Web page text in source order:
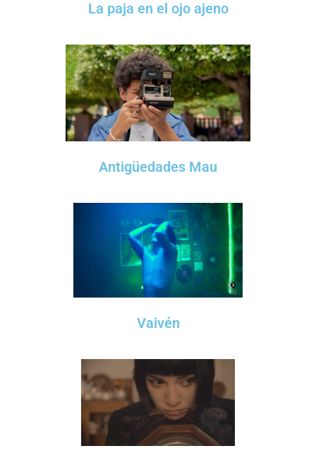
La paja en el ojo ajeno
Antigüedades Mau
Vaivén